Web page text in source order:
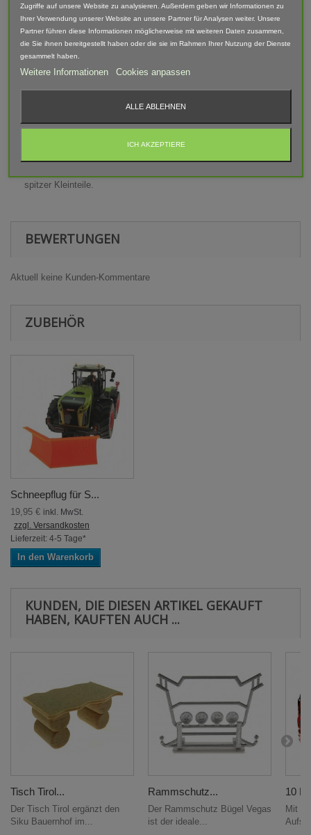
Lieferumfang: Frontdreieck mit Befestigung
Abgebildete Fahrzeuge und Zubehör sind nicht im Lieferumfang
enthalten.
Der Artikel ist im 3D-Druck-Verfahren gefertigt und von Hand
Achtung! Modellbauartikel nicht für Kinder unter 14 Jahren
spitzer Kleinteile.
BEWERTUNGEN
Aktuell keine Kunden-Kommentare
ZUBEHÖR
Schneepflug für S...
19,95 € inkl. MwSt.
zzgl. Versandkosten
Lieferzeit: 4-5 Tage*
In den Warenkorb
KUNDEN, DIE DIESEN ARTIKEL GEKAUFT
HABEN, KAUFTEN AUCH ...
Tisch Tirol...
Der Tisch Tirol ergänzt den
Siku Bauernhof im...
Rammschutz...
Der Rammschutz Bügel Vegas
ist der ideale...
10
Mit
Zugriffe auf unsere Website zu analysieren. Außerdem geben wir Informationen zu
Ihrer Verwendung unserer Website an unsere Partner für Analysen weiter. Unsere
Partner führen diese Informationen möglicherweise mit weiteren Daten zusammen,
die Sie ihnen bereitgestellt haben oder die sie im Rahmen Ihrer Nutzung der Dienste
gesammelt haben.
Weitere Informationen Cookies anpassen
ALLE ABLEHNEN
ICH AKZEPTIERE